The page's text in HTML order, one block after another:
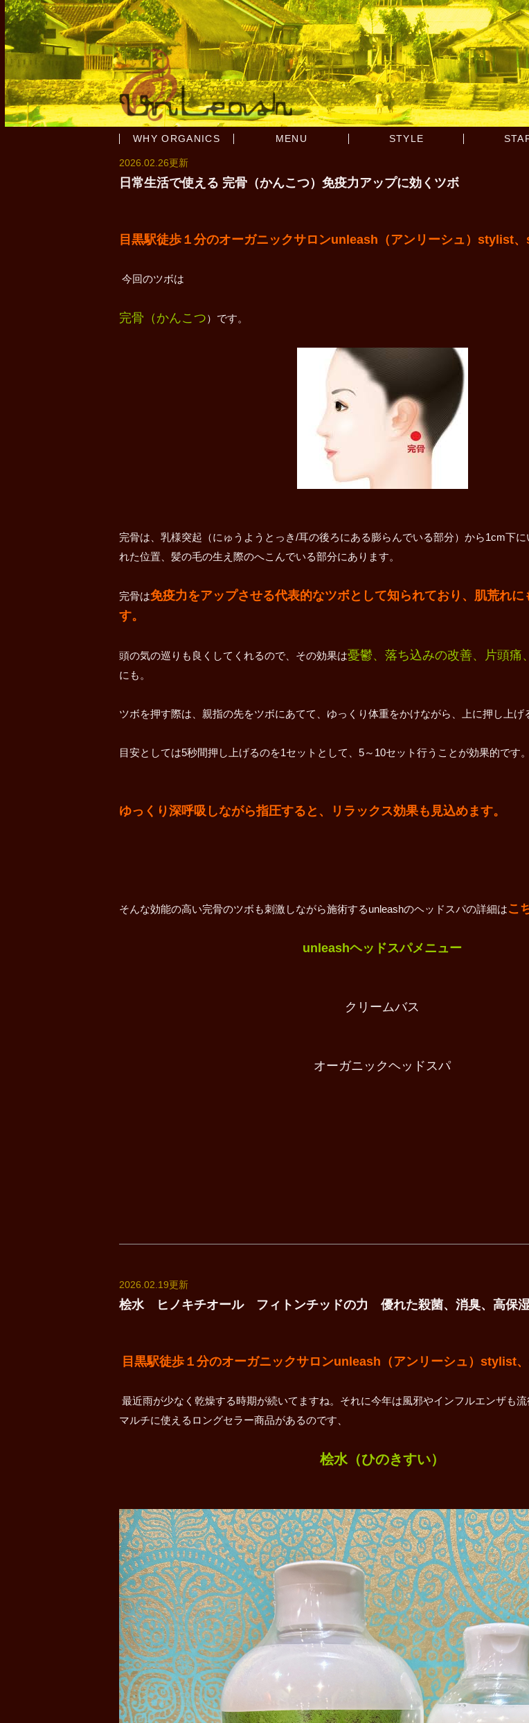
WHY ORGANICS MENU STYLE
2026.02.26更新
日常生活で使える 完骨（かんこつ）免疫力アップに効くツボ
目黒駅徒歩１分のオーガニックサロンunleash（アンリーシュ）stylist、
今回のツボは
完骨（かんこつ）です。
完骨は、乳様突起（にゅうようとっき/耳の後ろにある膨らんでいる部分）から1cm下
れた位置、髪の毛の生え際のへこんでいる部分にあります。
完骨は免疫力をアップさせる代表的なツボとして知られており、肌荒れに
す。
頭の気の巡りも良くしてくれるので、その効果は憂鬱、落ち込みの改善、片頭痛
にも。
ツボを押す際は、親指の先をツボにあてて、ゆっくり体重をかけながら、上に押し上げ
目安としては5秒間押し上げるのを1セットとして、5～10セット行うことが効果的です。
ゆっくり深呼吸しながら指圧すると、リラックス効果も見込めます。
そんな効能の高い完骨のツボも刺激しながら施術するunleashのヘッドスパの詳細はこ
unleashヘッドスパメニュー
クリームバス
オーガニックヘッドスパ
2026.02.19更新
桧水 ヒノキチオール フィトンチッドの力 優れた殺菌、消臭、高保
目黒駅徒歩１分のオーガニックサロンunleash（アンリーシュ）stylist
最近雨が少なく乾燥する時期が続いてますね。それに今年は風邪やインフルエンザも
マルチに使えるロングセラー商品があるのです、
桧水（ひのきすい）